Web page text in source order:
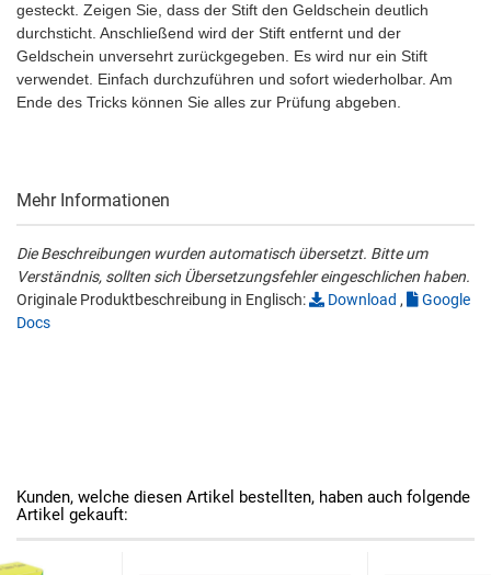
gesteckt. Zeigen Sie, dass der Stift den Geldschein deutlich
durchsticht. Anschließend wird der Stift entfernt und der
Geldschein unversehrt zurückgegeben. Es wird nur ein Stift
verwendet. Einfach durchzuführen und sofort wiederholbar. Am
Ende des Tricks können Sie alles zur Prüfung abgeben.
Mehr Informationen
Die Beschreibungen wurden automatisch übersetzt. Bitte um
Verständnis, sollten sich Übersetzungsfehler eingeschlichen haben.
Originale Produktbeschreibung in Englisch:
Download ,
Google
Docs
Kunden, welche diesen Artikel bestellten, haben auch folgende
Artikel gekauft: